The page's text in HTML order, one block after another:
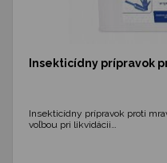
Insekticídny prípravok
Insekticídny prípravok proti
voľbou pri likvidácii…